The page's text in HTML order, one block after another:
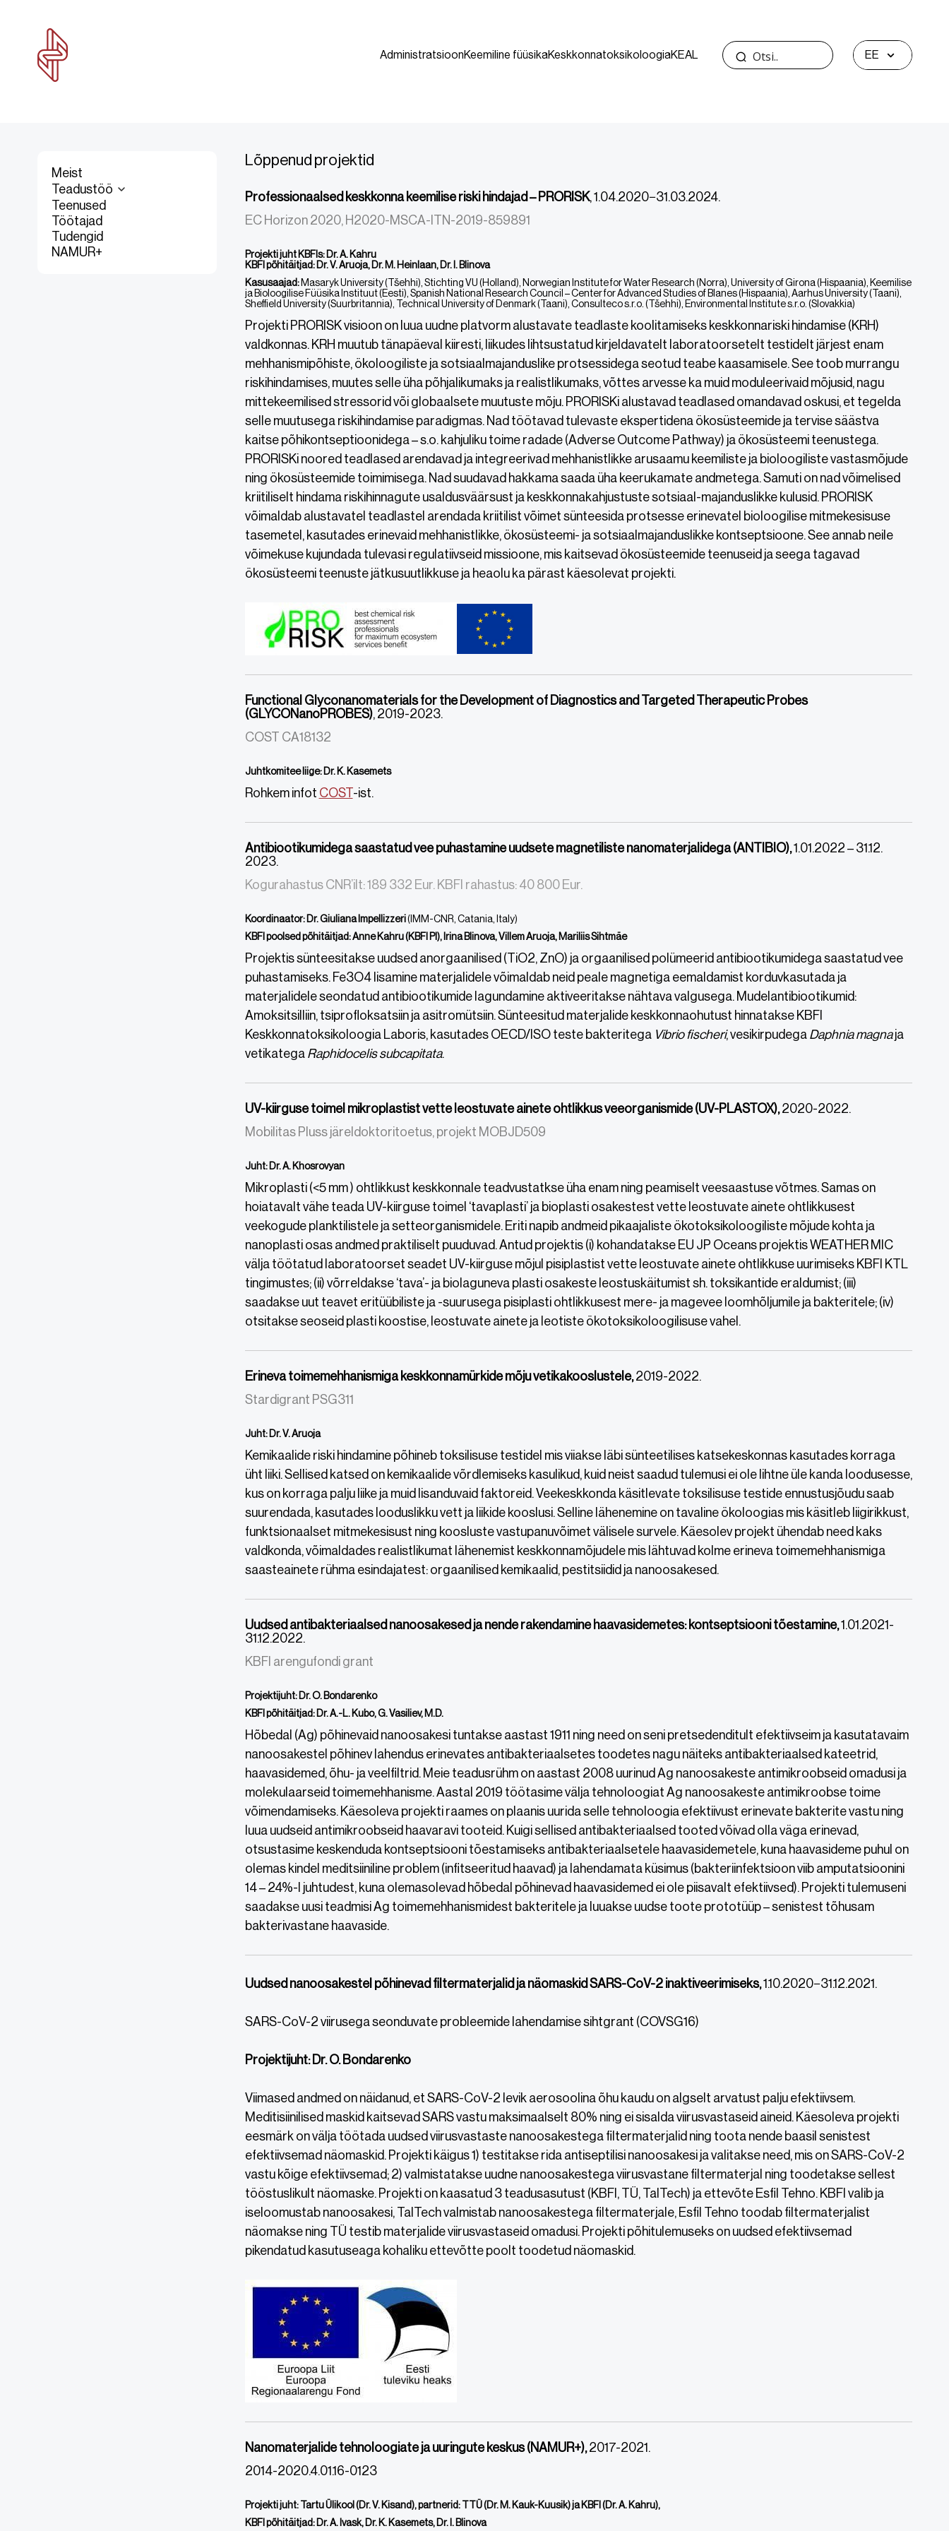
AdministratsioonKeemiline füüsikaKeskkonnatoksikoloogiaKEAL EE
Meist
Teadustöö
Teenused
Töötajad
Tudengid
NAMUR+
Lõppenud projektid
Professionaalsed keskkonna keemilise riski hindajad – PRORISK, 1.04.2020−31.03.2024.
EC Horizon 2020, H2020-MSCA-ITN-2019-859891
Projekti juht KBFIs: Dr. A. Kahru
KBFI põhitäitjad: Dr. V. Aruoja, Dr. M. Heinlaan, Dr. I. Blinova
Kasusaajad: Masaryk University (Tšehhi), Stichting VU (Holland), Norwegian Institute for Water Research (Norra), University of Girona (Hispaania), Keemilise
ja Bioloogilise Füüsika Instituut (Eesti), Spanish National Research Council – Center for Advanced Studies of Blanes (Hispaania), Aarhus University (Taani),
Sheffield University (Suurbritannia), Technical University of Denmark (Taani), Consulteco s.r.o. (Tšehhi), Environmental Institute s.r.o. (Slovakkia)
Projekti PRORISK visioon on luua uudne platvorm alustavate teadlaste koolitamiseks keskkonnariski hindamise (KRH)
valdkonnas. KRH muutub tänapäeval kiiresti, liikudes lihtsustatud kirjeldavatelt laboratoorsetelt testidelt järjest enam
mehhanismipõhiste, ökoloogiliste ja sotsiaalmajanduslike protsessidega seotud teabe kaasamisele. See toob murrangu
riskihindamises, muutes selle üha põhjalikumaks ja realistlikumaks, võttes arvesse ka muid moduleerivaid mõjusid, nagu
mittekeemilised stressorid või globaalsete muutuste mõju. PRORISKi alustavad teadlased omandavad oskusi, et tegelda
selle muutusega riskihindamise paradigmas. Nad töötavad tulevaste ekspertidena ökosüsteemide ja tervise säästva
kaitse põhikontseptioonidega – s.o. kahjuliku toime radade (Adverse Outcome Pathway) ja ökosüsteemi teenustega.
PRORISKi noored teadlased arendavad ja integreerivad mehhanistlikke arusaamu keemiliste ja bioloogiliste vastasmõjude
ning ökosüsteemide toimimisega. Nad suudavad hakkama saada üha keerukamate andmetega. Samuti on nad võimelised
kriitiliselt hindama riskihinnagute usaldusväärsust ja keskkonnakahjustuste sotsiaal-majanduslikke kulusid. PRORISK
võimaldab alustavatel teadlastel arendada kriitilist võimet sünteesida protsesse erinevatel bioloogilise mitmekesisuse
tasemetel, kasutades erinevaid mehhanistlikke, ökosüsteemi- ja sotsiaalmajanduslikke kontseptsioone. See annab neile
võimekuse kujundada tulevasi regulatiivseid missioone, mis kaitsevad ökosüsteemide teenuseid ja seega tagavad
ökosüsteemi teenuste jätkusuutlikkuse ja heaolu ka pärast käesolevat projekti.
Functional Glyconanomaterials for the Development of Diagnostics and Targeted Therapeutic Probes
(GLYCONanoPROBES), 2019-2023.
COST CA18132
Juhtkomitee liige: Dr. K. Kasemets
Rohkem infot COST-ist.
Antibiootikumidega saastatud vee puhastamine uudsete magnetiliste nanomaterjalidega (ANTIBIO),1.01.2022 – 31.12.
2023.
Kogurahastus CNR’ilt: 189 332 Eur. KBFI rahastus: 40 800 Eur.
Koordinaator: Dr. Giuliana Impellizzeri(IMM-CNR, Catania, Italy)
KBFI poolsed põhitäitjad: Anne Kahru (KBFI PI), Irina Blinova, Villem Aruoja, Mariliis Sihtmäe
Projektis sünteesitakse uudsed anorgaanilised (TiO2, ZnO) ja orgaanilised polümeerid antibiootikumidega saastatud vee
puhastamiseks. Fe3O4 lisamine materjalidele võimaldab neid peale magnetiga eemaldamist korduvkasutada ja
materjalidele seondatud antibiootikumide lagundamine aktiveeritakse nähtava valgusega. Mudelantibiootikumid:
Amoksitsilliin, tsiprofloksatsiin ja asitromütsiin. Sünteesitud materjalide keskkonnaohutust hinnatakse KBFI
Keskkonnatoksikoloogia Laboris, kasutades OECD/ISO teste bakteritega Vibrio fischeri, vesikirpudega Daphnia magnaja
vetikatega Raphidocelis subcapitata.
UV-kiirguse toimel mikroplastist vette leostuvate ainete ohtlikkus veeorganismide (UV-PLASTOX),2020-2022.
Mobilitas Pluss järeldoktoritoetus, projekt MOBJD509
Juht: Dr. A. Khosrovyan
Mikroplasti (<5 mm ) ohtlikkust keskkonnale teadvustatkse üha enam ning peamiselt veesaastuse võtmes. Samas on
hoiatavalt vähe teada UV-kiirguse toimel ‘tavaplasti’ ja bioplasti osakestest vette leostuvate ainete ohtlikkusest
veekogude planktilistele ja setteorganismidele. Eriti napib andmeid pikaajaliste ökotoksikoloogiliste mõjude kohta ja
nanoplasti osas andmed praktiliselt puuduvad. Antud projektis (i) kohandatakse EU JP Oceans projektis WEATHER MIC
välja töötatud laboratoorset seadet UV-kiirguse mõjul pisiplastist vette leostuvate ainete ohtlikkuse uurimiseks KBFI KTL
tingimustes; (ii) võrreldakse ‘tava’- ja biolaguneva plasti osakeste leostuskäitumist sh. toksikantide eraldumist; (iii)
saadakse uut teavet eritüübiliste ja -suurusega pisiplasti ohtlikkusest mere- ja magevee loomhõljumile ja bakteritele; (iv)
otsitakse seoseid plasti koostise, leostuvate ainete ja leotiste ökotoksikoloogilisuse vahel.
Erineva toimemehhanismiga keskkonnamürkide mõju vetikakooslustele,2019-2022.
Stardigrant PSG311
Juht: Dr. V. Aruoja
Kemikaalide riski hindamine põhineb toksilisuse testidel mis viiakse läbi sünteetilises katsekeskonnas kasutades korraga
üht liiki. Sellised katsed on kemikaalide võrdlemiseks kasulikud, kuid neist saadud tulemusi ei ole lihtne üle kanda loodusesse,
kus on korraga palju liike ja muid lisanduvaid faktoreid. Veekeskkonda käsitlevate toksilisuse testide ennustusjõudu saab
suurendada, kasutades looduslikku vett ja liikide kooslusi. Selline lähenemine on tavaline ökoloogias mis käsitleb liigirikkust,
funktsionaalset mitmekesisust ning koosluste vastupanuvõimet välisele survele. Käesolev projekt ühendab need kaks
valdkonda, võimaldades realistlikumat lähenemist keskkonnamõjudele mis lähtuvad kolme erineva toimemehhanismiga
saasteainete rühma esindajatest: orgaanilised kemikaalid, pestitsiidid ja nanoosakesed.
Uudsed antibakteriaalsed nanoosakesed ja nende rakendamine haavasidemetes: kontseptsiooni tõestamine,1.01.2021-
31.12.2022.
KBFI arengufondi grant
Projektijuht: Dr. O. Bondarenko
KBFI põhitäitjad: Dr. A.-L. Kubo, G. Vasiliev, M.D.
Hõbedal (Ag) põhinevaid nanoosakesi tuntakse aastast 1911 ning need on seni pretsedenditult efektiivseim ja kasutatavaim
nanoosakestel põhinev lahendus erinevates antibakteriaalsetes toodetes nagu näiteks antibakteriaalsed kateetrid,
haavasidemed, õhu- ja veelfiltrid. Meie teadusrühm on aastast 2008 uurinud Ag nanoosakeste antimikroobseid omadusi ja
molekulaarseid toimemehhanisme. Aastal 2019 töötasime välja tehnoloogiat Ag nanoosakeste antimikroobse toime
võimendamiseks. Käesoleva projekti raames on plaanis uurida selle tehnoloogia efektiivust erinevate bakterite vastu ning
luua uudseid antimikroobseid haavaravi tooteid. Kuigi sellised antibakteriaalsed tooted võivad olla väga erinevad,
otsustasime keskenduda kontseptsiooni tõestamiseks antibakteriaalsetele haavasidemetele, kuna haavasideme puhul on
olemas kindel meditsiiniline problem (infitseeritud haavad) ja lahendamata küsimus (bakteriinfektsioon viib amputatsioonini
14 – 24%-l juhtudest, kuna olemasolevad hõbedal põhinevad haavasidemed ei ole piisavalt efektiivsed). Projekti tulemuseni
saadakse uusi teadmisi Ag toimemehhanismidest bakteritele ja luuakse uudse toote prototüüp – senistest tõhusam
bakterivastane haavaside.
Uudsed nanoosakestel põhinevad filtermaterjalid ja näomaskid SARS-CoV-2 inaktiveerimiseks,1.10.2020−31.12.2021.
SARS-CoV-2 viirusega seonduvate probleemide lahendamise sihtgrant (COVSG16)
Projektijuht: Dr. O. Bondarenko
Viimased andmed on näidanud, et SARS-CoV-2 levik aerosoolina õhu kaudu on algselt arvatust palju efektiivsem.
Meditisiinilised maskid kaitsevad SARS vastu maksimaalselt 80% ning ei sisalda viirusvastaseid aineid. Käesoleva projekti
eesmärk on välja töötada uudsed viirusvastaste nanoosakestega filtermaterjalid ning toota nende baasil senistest
efektiivsemad näomaskid. Projekti käigus 1) testitakse rida antiseptilisi nanoosakesi ja valitakse need, mis on SARS-CoV-2
vastu kõige efektiivsemad; 2) valmistatakse uudne nanoosakestega viirusvastane filtermaterjal ning toodetakse sellest
tööstuslikult näomaske. Projekti on kaasatud 3 teadusasutust (KBFI, TÜ, TalTech) ja ettevõte Esfil Tehno. KBFI valib ja
iseloomustab nanoosakesi, TalTech valmistab nanoosakestega filtermaterjale, Esfil Tehno toodab filtermaterjalist
näomakse ning TÜ testib materjalide viirusvastaseid omadusi. Projekti põhitulemuseks on uudsed efektiivsemad
pikendatud kasutuseaga kohaliku ettevõtte poolt toodetud näomaskid.
Nanomaterjalide tehnoloogiate ja uuringute keskus (NAMUR+),2017-2021.
2014-2020.4.01.16-0123
Projekti juht: Tartu Ülikool (Dr. V. Kisand), partnerid: TTÜ (Dr. M. Kauk-Kuusik) ja KBFI (Dr. A. Kahru),
KBFI põhitäitjad: Dr. A. Ivask, Dr. K. Kasemets, Dr. I. Blinova